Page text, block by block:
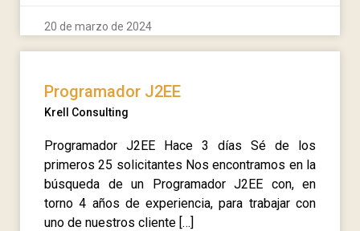
20 de marzo de 2024
Programador J2EE
Krell Consulting
Programador J2EE Hace 3 días Sé de los
primeros 25 solicitantes Nos encontramos en la
búsqueda de un Programador J2EE con, en
torno 4 años de experiencia, para trabajar con
uno de nuestros cliente […]